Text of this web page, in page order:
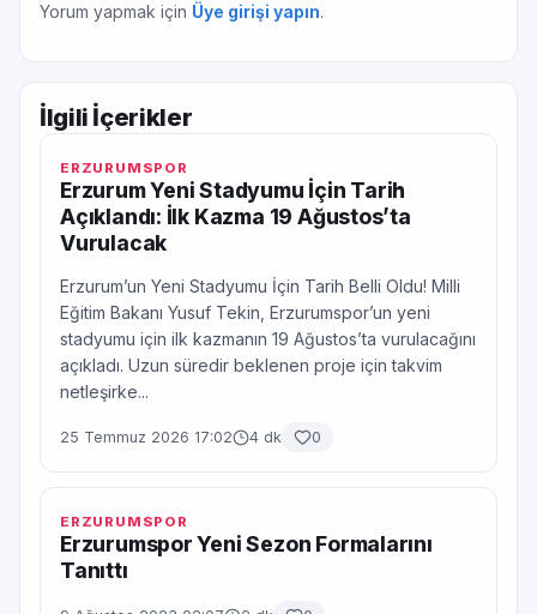
Yorum yapmak için Üye girişi yapın.
İlgili İçerikler
ERZURUMSPOR
Erzurum Yeni Stadyumu İçin Tarih
Açıklandı: İlk Kazma 19 Ağustos’ta
Vurulacak
Erzurum’un Yeni Stadyumu İçin Tarih Belli Oldu! Milli
Eğitim Bakanı Yusuf Tekin, Erzurumspor’un yeni
stadyumu için ilk kazmanın 19 Ağustos’ta vurulacağını
açıkladı. Uzun süredir beklenen proje için takvim
netleşirke...
25 Temmuz 2026 17:02 4 dk 0
ERZURUMSPOR
Erzurumspor Yeni Sezon Formalarını
Tanıttı